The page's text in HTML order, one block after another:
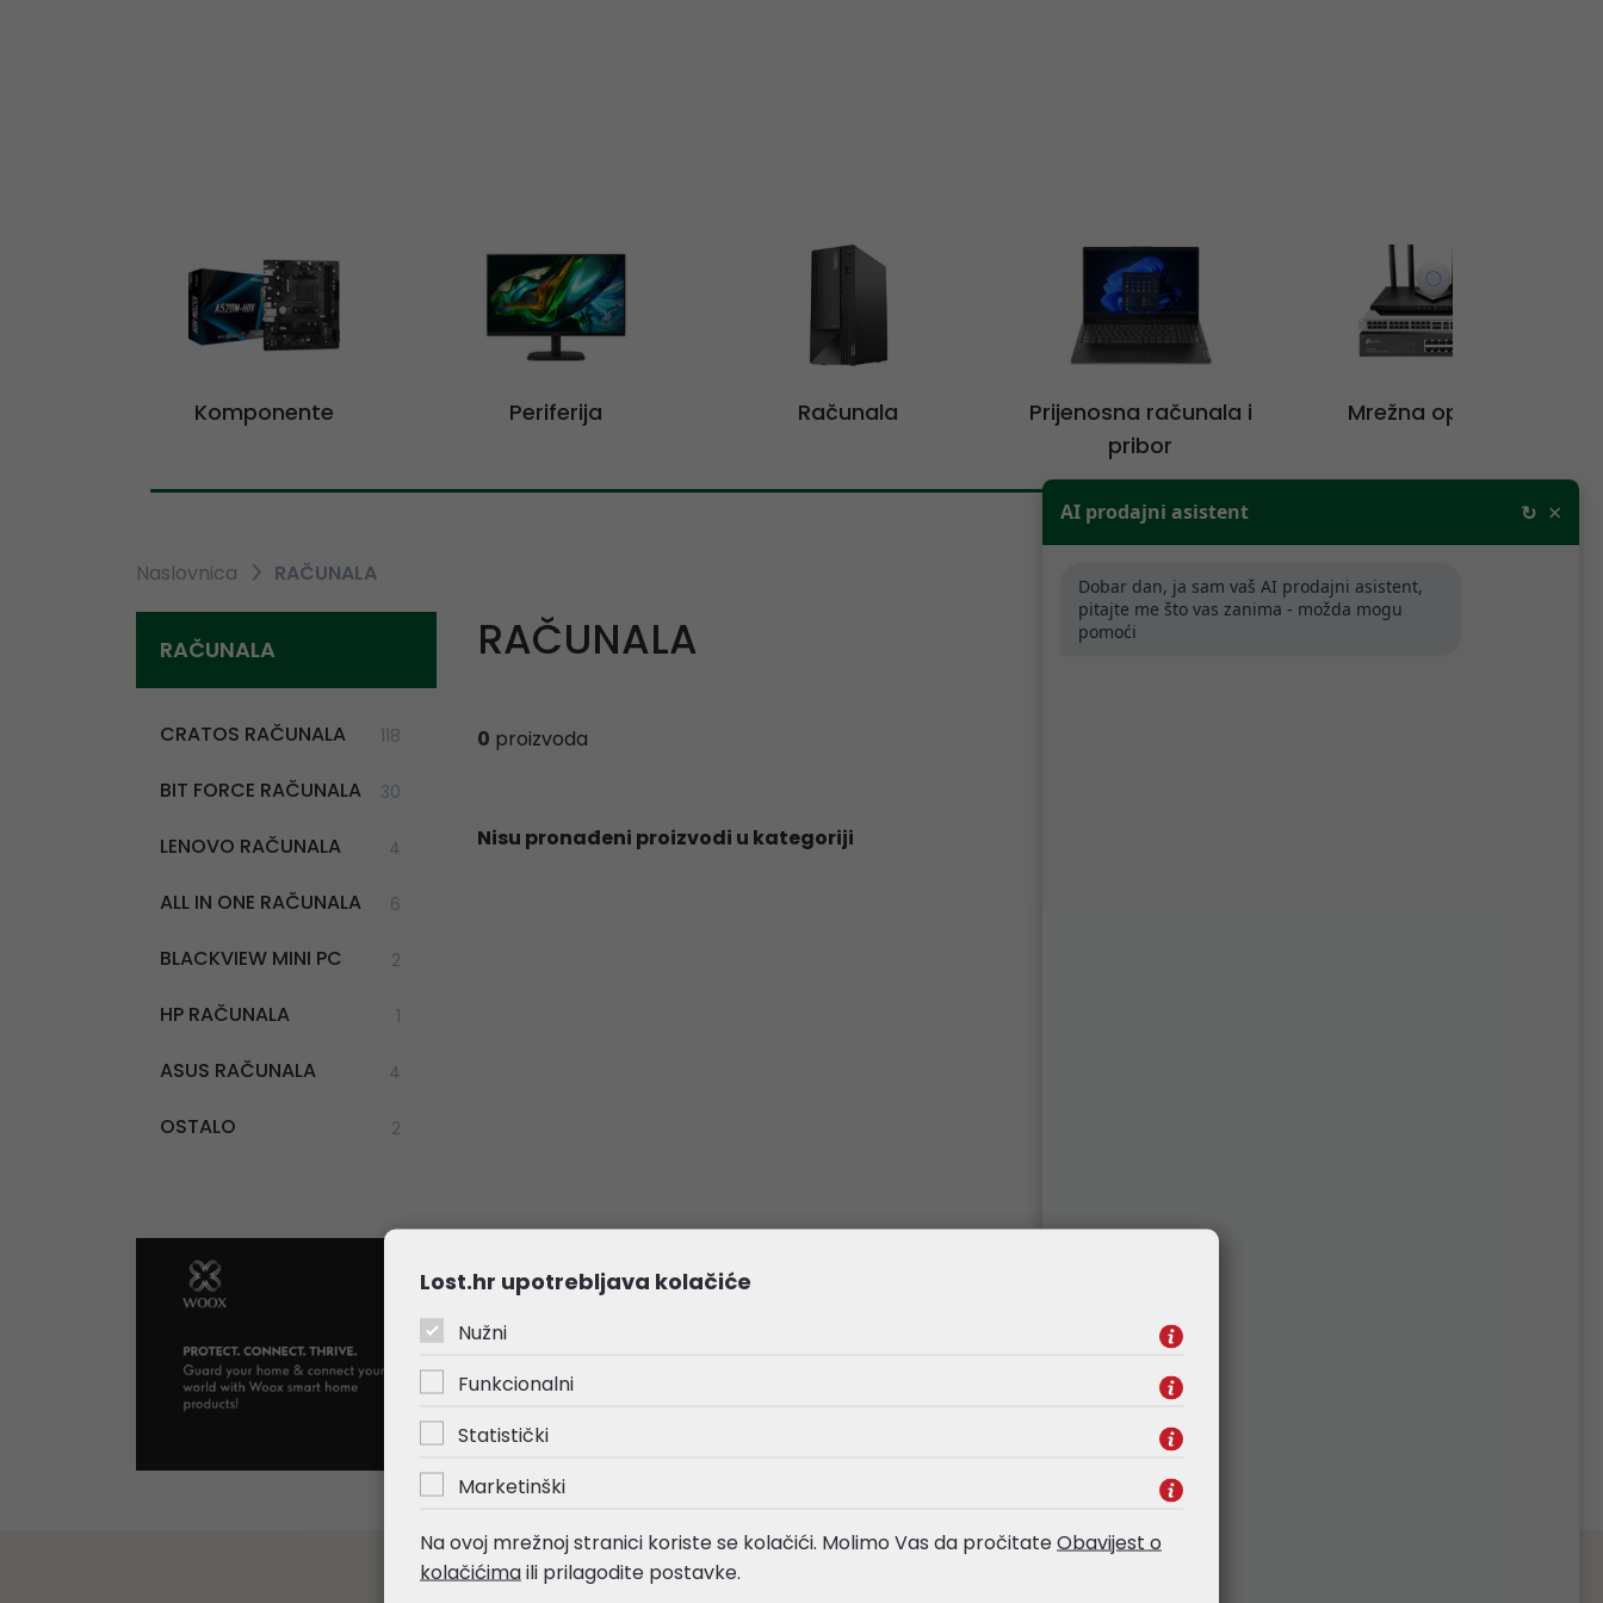
Komponente Periferija Računala
Prijenosna računala i
pribor
Mrežna oprema
Naslovnica RAČUNALA
RAČUNALA
CRATOS RAČUNALA 118
BIT FORCE RAČUNALA 30
LENOVO RAČUNALA 4
ALL IN ONE RAČUNALA 6
BLACKVIEW MINI PC 2
HP RAČUNALA 1
ASUS RAČUNALA 4
OSTALO 2
RAČUNALA
0 proizvoda
Nisu pronađeni proizvodi u kategoriji
Lost.hr upotrebljava kolačiće
Nužni
Funkcionalni
Statistički
Marketinški
Na ovoj mrežnoj stranici koriste se kolačići. Molimo Vas da pročitateObavijest o
kolačićimaili prilagodite postavke.
AI prodajni asistent ↻ ×
Dobar dan, ja sam vaš AI prodajni asistent,
pitajte me što vas zanima - možda mogu
pomoći